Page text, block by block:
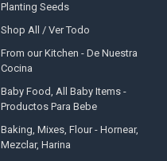
Planting Seeds
Shop All / Ver Todo
From our Kitchen - De Nuestra
Cocina
Baby Food, All Baby Items -
Productos Para Bebe
Baking, Mixes, Flour - Hornear,
Mezclar, Harina